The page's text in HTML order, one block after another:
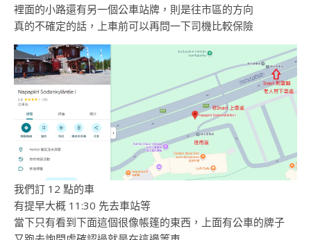
裡面的小路還有另一個公車站牌，則是往市區的方向
真的不確定的話，上車前可以再問一下司機比較保險
我們訂 12 點的車
有提早大概 11:30 先去車站等
當下只有看到下面這個很像帳篷的東西，上面有公車的牌子